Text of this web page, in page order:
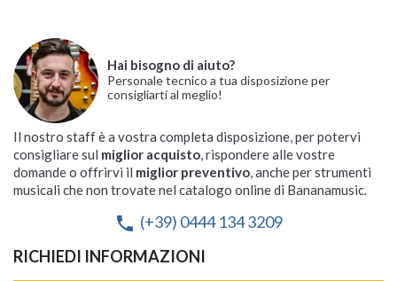
Hai bisogno di aiuto?
Personale tecnico a tua disposizione per
consigliarti al meglio!
Il nostro staff è a vostra completa disposizione, per potervi
consigliare sul miglior acquisto, rispondere alle vostre
domande o offrirvi il miglior preventivo, anche per strumenti
musicali che non trovate nel catalogo online di Bananamusic.
phone (+39) 0444 134 3209
RICHIEDI INFORMAZIONI